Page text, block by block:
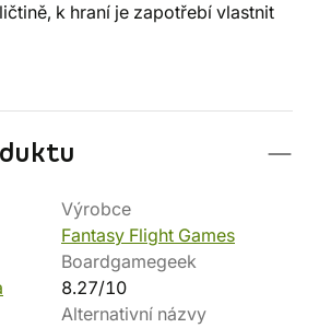
k hraní je zapotřebí vlastnit
Výrobce
Fantasy Flight Games
Boardgamegeek
8.27/10
Alternativní názvy